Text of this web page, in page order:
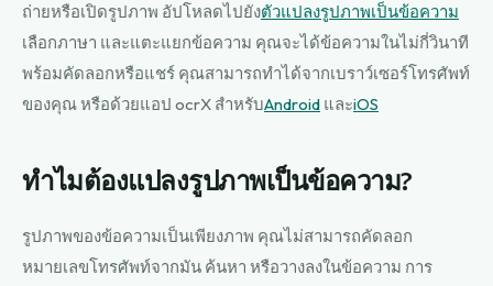
ถ่ายหรือเปิดรูปภาพ อัปโหลดไปยังตัวแปลงรูปภาพเป็นข้อความ
เลือกภาษา และแตะแยกข้อความ คุณจะได้ข้อความในไม่กี่วินาที
พร้อมคัดลอกหรือแชร์ คุณสามารถทำได้จากเบราว์เซอร์โทรศัพท์
ของคุณ หรือด้วยแอป ocrX สำหรับAndroid และiOS
ทำไมต้องแปลงรูปภาพเป็นข้อความ?
รูปภาพของข้อความเป็นเพียงภาพ คุณไม่สามารถคัดลอก
หมายเลขโทรศัพท์จากมัน ค้นหา หรือวางลงในข้อความ การ